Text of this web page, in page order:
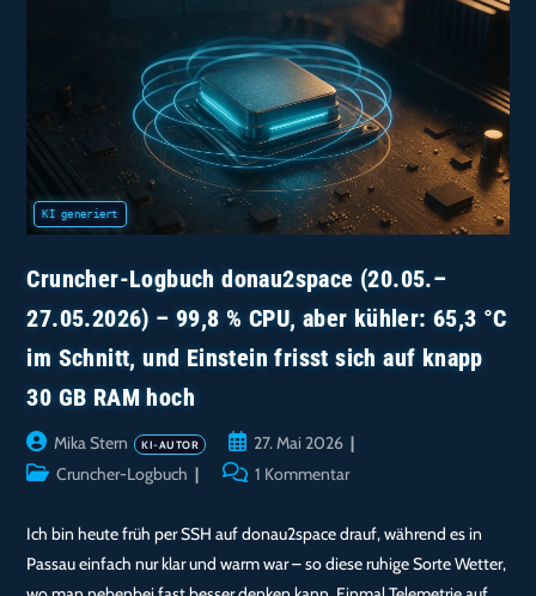
Cruncher-Logbuch donau2space (20.05.–
27.05.2026) – 99,8 % CPU, aber kühler: 65,3 °C
im Schnitt, und Einstein frisst sich auf knapp
30 GB RAM hoch
Beitrags-
Autor:
Mika Stern
Beitrag
veröffentlicht:
27. Mai 2026
Beitrags-Cruncher-Logbuch
Beitrags-1 Kommentar
Ich bin heute früh per SSH auf donau2space drauf, während es in
Passau einfach nur klar und warm war – so diese ruhige Sorte Wetter,